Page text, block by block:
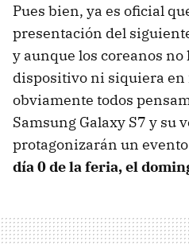
Pues bien, ya es oficial
presentación del
y aunque los coreanos
dispositivo ni siquiera en
obviamente todos
Samsung Galaxy S7 y su
protagonizarán un
día 0 de la feria, el